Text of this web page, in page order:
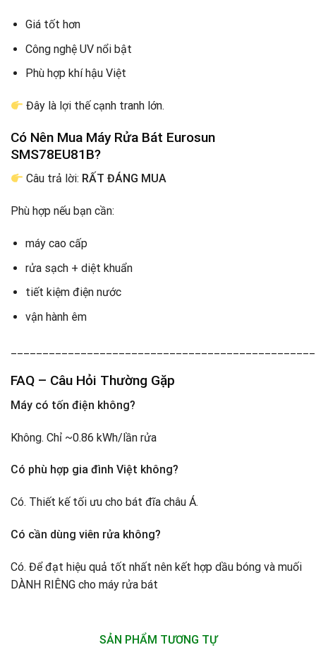
Giá tốt hơn
Công nghệ UV nổi bật
Phù hợp khí hậu Việt
Đây là lợi thế cạnh tranh lớn.
Có Nên Mua Máy Rửa Bát Eurosun
SMS78EU81B?
Câu trả lời: RẤT ĐÁNG MUA
Phù hợp nếu bạn cần:
máy cao cấp
rửa sạch + diệt khuẩn
tiết kiệm điện nước
vận hành êm
FAQ – Câu Hỏi Thường Gặp
Máy có tốn điện không?
Không. Chỉ ~0.86 kWh/lần rửa
Có phù hợp gia đình Việt không?
Có. Thiết kế tối ưu cho bát đĩa châu Á.
Có cần dùng viên rửa không?
Có. Để đạt hiệu quả tốt nhất nên kết hợp dầu bóng và muối
DÀNH RIÊNG cho máy rửa bát
SẢN PHẨM TƯƠNG TỰ